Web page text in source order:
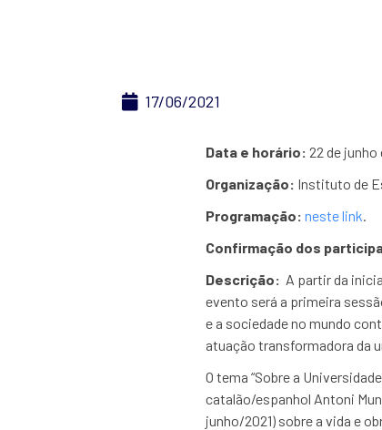
17/06/2021
Data e horário: 22 de junho
Organização: Instituto de
Programação: neste link.
Confirmação dos
Descrição: A partir da
evento será a primeira
e a sociedade no mundo
atuação transformadora da
O tema “Sobre a
catalão/espanhol Antoni
junho/2021) sobre a vida e